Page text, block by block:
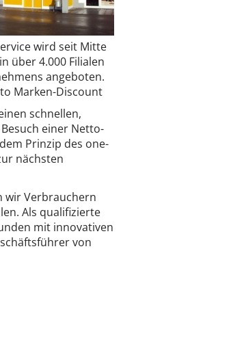
wird seit Mitte
über 4.000 Filialen
angeboten.
Marken-Discount
schnellen,
einer Netto-
Prinzip des one-
nächsten
wir Verbrauchern
Als qualifizierte
mit innovativen
von